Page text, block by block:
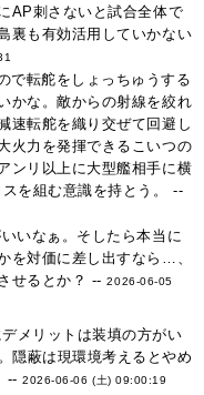
AP刺さないと試合全体で
裏も有効活用していかない
で転舵をしょっちゅうする
かな。敵からの射線を絞れ
速転舵を織り交ぜて回避し
火力を発揮できるこいつの
ンリ以上に大型艦相手に横
を組む意識を持とう。 --
いなぁ。そしたら本当に
を対価に差し出すなら…、
せるとか？ --2026-06-05
メリットは装填の方がい
隠蔽は現環境考えるとやめ
--2026-06-06 (土) 09:00:19